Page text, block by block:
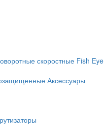
скоростные Fish Eye
Аксессуары